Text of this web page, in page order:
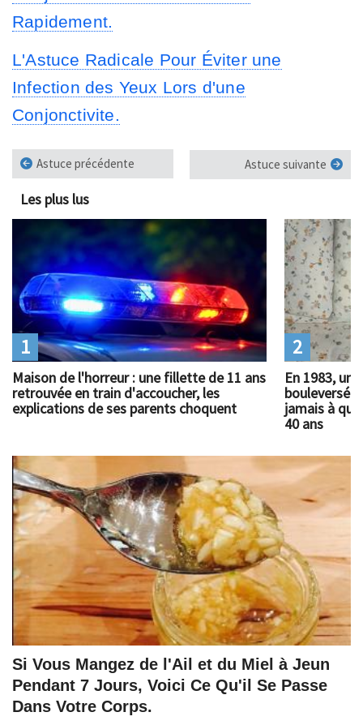
Rapidement.
L'Astuce Radicale Pour Éviter une
Infection des Yeux Lors d'une
Conjonctivite.
Astuce précédente Astuce suivante
Les plus lus
Maison de l'horreur : une fillette de 11 ans
retrouvée en train d'accoucher, les
explications de ses parents choquent
1
En 1983, un
bouleversé
jamais à
40 ans
2
Si Vous Mangez de l'Ail et du Miel à Jeun
Pendant 7 Jours, Voici Ce Qu'il Se Passe
Dans Votre Corps.